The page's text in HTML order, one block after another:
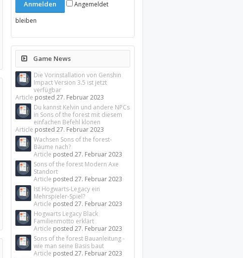
Angemeldet
bleiben
Game News
Die Vorinstallation von Genshin
Impact Version 3.5 ist jetzt
verfügbar
Article posted27. Februar 2023
Du kannst Kelvin und andere NPCs
in Sons of the forest mit diesem
einfachen Befehl klonen
Article posted27. Februar 2023
Wachsen Sons of the forest-
Bäume nach?
Article posted27. Februar 2023
Sons of the forest Modern Axe
Standort
Article posted27. Februar 2023
Ist Hogwarts-Legacy ein
Mehrspieler-Spiel?
Article posted27. Februar 2023
Hogwarts Legacy Black
Familienmotto erklärt
Article posted27. Februar 2023
Sons of the forest Bauanleitung -
wie man seine Basis baut
Article posted27. Februar 2023